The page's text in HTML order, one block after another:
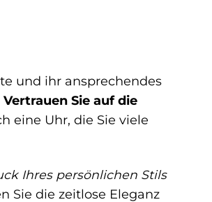
und ihr ansprechendes
Vertrauen Sie auf die
eine Uhr, die Sie viele
Ihres persönlichen Stils
Sie die zeitlose Eleganz